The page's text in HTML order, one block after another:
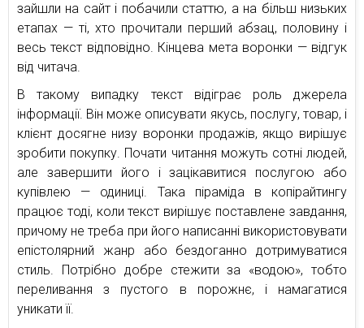
зайшли на сайт і побачили статтю, а на більш низьких
етапах — ті, хто прочитали перший абзац, половину і
весь текст відповідно. Кінцева мета воронки — відгук
від читача.
В такому випадку текст відіграє роль джерела
інформації. Він може описувати якусь, послугу, товар, і
клієнт досягне низу воронки продажів, якщо вирішує
зробити покупку. Почати читання можуть сотні людей,
але завершити його і зацікавитися послугою або
купівлею — одиниці. Така піраміда в копірайтингу
працює тоді, коли текст вирішує поставлене завдання,
причому не треба при його написанні використовувати
епістолярний жанр або бездоганно дотримуватися
стиль. Потрібно добре стежити за «водою», тобто
переливання з пустого в порожнє, і намагатися
уникати її.